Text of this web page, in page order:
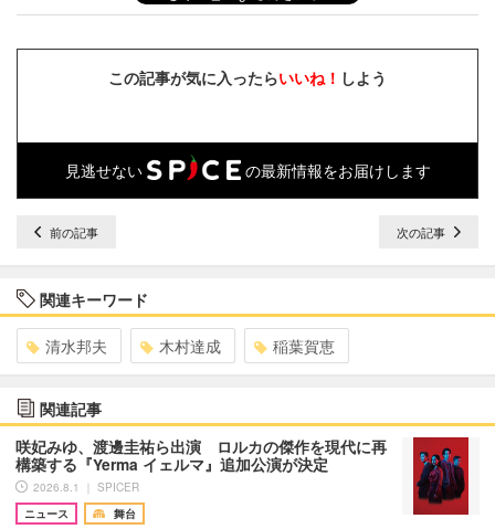
この記事が気に入ったらいいね！ しよう
見逃せない の最新情報をお届けします
前の記事 次の記事
関連キーワード
清水邦夫 木村達成 稲葉賀恵
関連記事
咲妃みゆ、渡邊圭祐ら出演 ロルカの傑作を現代に再
構築する『Yerma イェルマ』追加公演が決定
2026.8.1 ｜ SPICER
ニュース
舞台